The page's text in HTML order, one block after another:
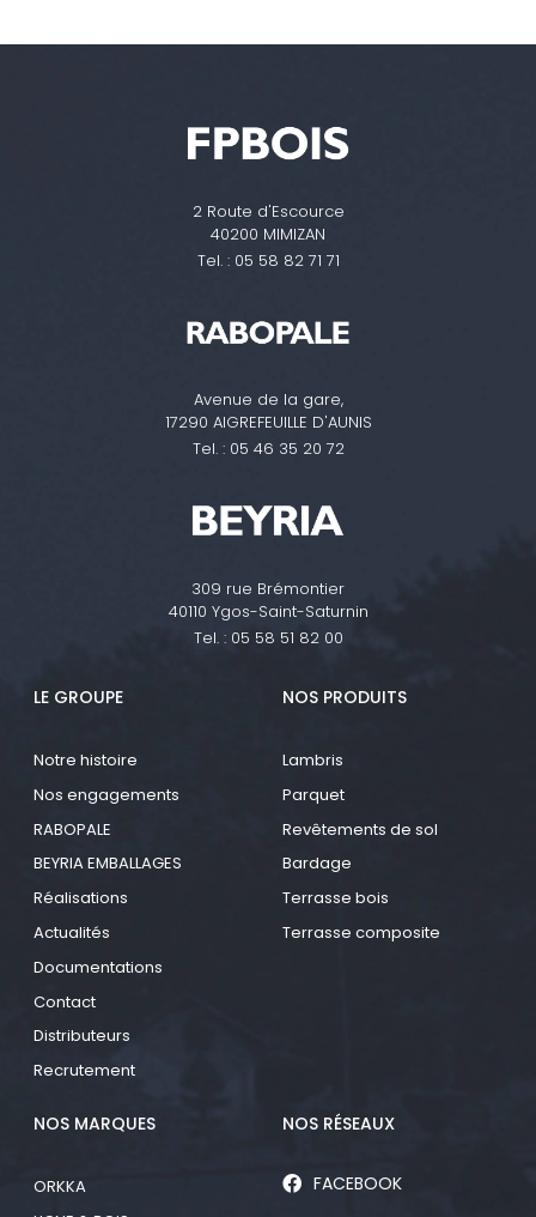
2 Route d'Escource
40200 MIMIZAN
Tel. : 05 58 82 71 71
Avenue de la gare,
17290 AIGREFEUILLE D'AUNIS
Tel. : 05 46 35 20 72
309 rue Brémontier
40110 Ygos-Saint-Saturnin
Tel. : 05 58 51 82 00
LE GROUPE
Notre histoire
Nos engagements
RABOPALE
BEYRIA EMBALLAGES
Réalisations
Actualités
Documentations
Contact
Distributeurs
Recrutement
NOS PRODUITS
Lambris
Parquet
Revêtements de sol
Bardage
Terrasse bois
Terrasse composite
NOS MARQUES
ORKKA
NOS RÉSEAUX
FACEBOOK